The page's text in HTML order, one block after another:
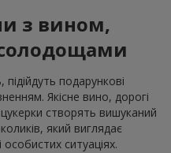
з вином,
підійдуть подарункові
Якісне вино, дорогі
створять вишуканий
який виглядає
ситуаціях.